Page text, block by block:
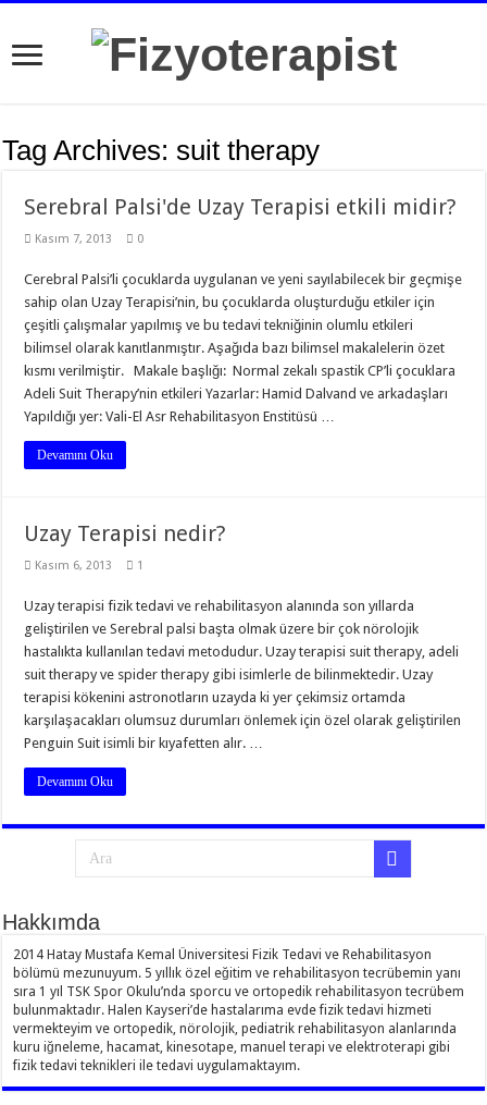
Tag Archives:suit therapy
Serebral Palsi'de Uzay Terapisi etkili midir?
Kasım 7, 2013 0
Cerebral Palsi’li çocuklarda uygulanan ve yeni sayılabilecek bir geçmişe
sahip olan Uzay Terapisi’nin, bu çocuklarda oluşturduğu etkiler için
çeşitli çalışmalar yapılmış ve bu tedavi tekniğinin olumlu etkileri
bilimsel olarak kanıtlanmıştır. Aşağıda bazı bilimsel makalelerin özet
kısmı verilmiştir. Makale başlığı: Normal zekalı spastik CP’li çocuklara
Adeli Suit Therapy’nin etkileri Yazarlar: Hamid Dalvand ve arkadaşları
Yapıldığı yer: Vali-El Asr Rehabilitasyon Enstitüsü …
Devamını Oku
Uzay Terapisi nedir?
Kasım 6, 2013 1
Uzay terapisi fizik tedavi ve rehabilitasyon alanında son yıllarda
geliştirilen ve Serebral palsi başta olmak üzere bir çok nörolojik
hastalıkta kullanılan tedavi metodudur. Uzay terapisi suit therapy, adeli
suit therapy ve spider therapy gibi isimlerle de bilinmektedir. Uzay
terapisi kökenini astronotların uzayda ki yer çekimsiz ortamda
karşılaşacakları olumsuz durumları önlemek için özel olarak geliştirilen
Penguin Suit isimli bir kıyafetten alır. …
Devamını Oku
Hakkımda
2014 Hatay Mustafa Kemal Üniversitesi Fizik Tedavi ve Rehabilitasyon
bölümü mezunuyum. 5 yıllık özel eğitim ve rehabilitasyon tecrübemin yanı
sıra 1 yıl TSK Spor Okulu’nda sporcu ve ortopedik rehabilitasyon tecrübem
bulunmaktadır. Halen Kayseri’de hastalarıma evde fizik tedavi hizmeti
vermekteyim ve ortopedik, nörolojik, pediatrik rehabilitasyon alanlarında
kuru iğneleme, hacamat, kinesotape, manuel terapi ve elektroterapi gibi
fizik tedavi teknikleri ile tedavi uygulamaktayım.